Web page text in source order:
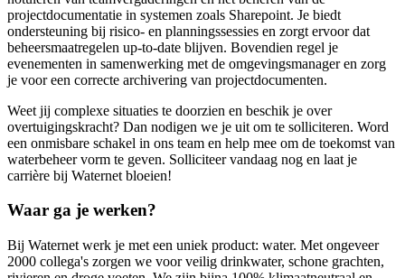
projectdocumentatie in systemen zoals Sharepoint. Je biedt
ondersteuning bij risico- en planningssessies en zorgt ervoor dat
beheersmaatregelen up-to-date blijven. Bovendien regel je
evenementen in samenwerking met de omgevingsmanager en zorg
je voor een correcte archivering van projectdocumenten.
Weet jij complexe situaties te doorzien en beschik je over
overtuigingskracht? Dan nodigen we je uit om te solliciteren. Word
een onmisbare schakel in ons team en help mee om de toekomst van
waterbeheer vorm te geven. Solliciteer vandaag nog en laat je
carrière bij Waternet bloeien!
Waar ga je werken?
Bij Waternet werk je met een uniek product: water. Met ongeveer
2000 collega's zorgen we voor veilig drinkwater, schone grachten,